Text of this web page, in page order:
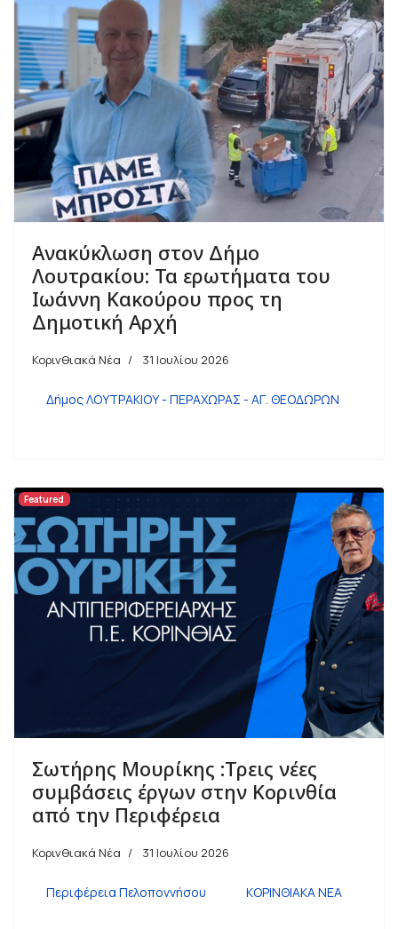
Ανακύκλωση στον Δήμο
Λουτρακίου: Τα ερωτήματα του
Ιωάννη Κακούρου προς τη
Δημοτική Αρχή
Κορινθιακά Νέα 31 Ιουλίου 2026
Δήμος ΛΟΥΤΡΑΚΙΟΥ - ΠΕΡΑΧΩΡΑΣ - ΑΓ. ΘΕΟΔΩΡΩΝ
Featured
Σωτήρης Μουρίκης :Τρεις νέες
συμβάσεις έργων στην Κορινθία
από την Περιφέρεια
Κορινθιακά Νέα 31 Ιουλίου 2026
Περιφέρεια Πελοποννήσου ΚΟΡΙΝΘΙΑΚΑ ΝΕΑ